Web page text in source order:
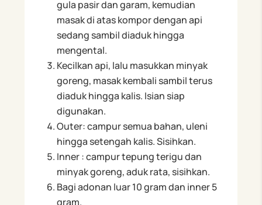
gula pasir dan garam, kemudian
masak di atas kompor dengan api
sedang sambil diaduk hingga
mengental.
Kecilkan api, lalu masukkan minyak
goreng, masak kembali sambil terus
diaduk hingga kalis. Isian siap
digunakan.
Outer: campur semua bahan, uleni
hingga setengah kalis. Sisihkan.
Inner : campur tepung terigu dan
minyak goreng, aduk rata, sisihkan.
Bagi adonan luar 10 gram dan inner 5
gram.